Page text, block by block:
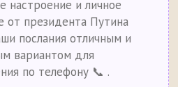
настроение и личное
от президента Путина
послания отличным и
вариантом для
по телефону 📞 .